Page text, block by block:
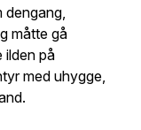
måtte gå
ilden på
med uhygge,